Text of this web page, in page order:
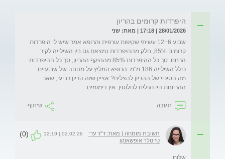
היפרדות קרומים בהריון
28/01/2026 | 17:18 | מאת: שני
שבוע 12+6 עשיתי שקיפות עורפית והרופא אמר שיש לי היפרדות
קרומים 85%, חלק מההיפרדות נמצאת גם בין השילייה לקיר
הרחם. סך כל ההיפרדות 85% מההיקף ההריון, סך כל ההיפרדות
כולל השילייה 186 מ"מ. הרופא המליץ על מנוחה של שבועיים.
מה הסיכוי של ההריון להצליח? אציין שזה הריון רביעי, שאר
ההריונות היו רגילים לחלוטין. אין דימומים.
תגובה שיתוף
תשובת מומחה | מאת: ד"ר עדי
טייטלר אופשאנקו
02.02.26 | 12:19
(0)